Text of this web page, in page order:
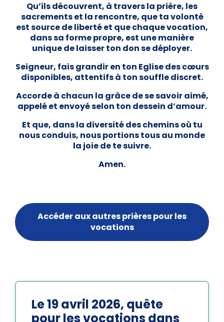
Qu’ils découvrent, à travers la prière, les
sacrements et la rencontre, que ta volonté
est source de liberté et que chaque vocation,
dans sa forme propre, est une manière
unique de laisser ton don se déployer.
Seigneur, fais grandir en ton Eglise des cœurs
disponibles, attentifs à ton souffle discret.
Accorde à chacun la grâce de se savoir aimé,
appelé et envoyé selon ton dessein d’amour.
Et que, dans la diversité des chemins où tu
nous conduis, nous portions tous au monde
la joie de te suivre.
Amen.
Accéder aux autres prières pour les
vocations
Le 19 avril 2026, quête
pour les vocations dans